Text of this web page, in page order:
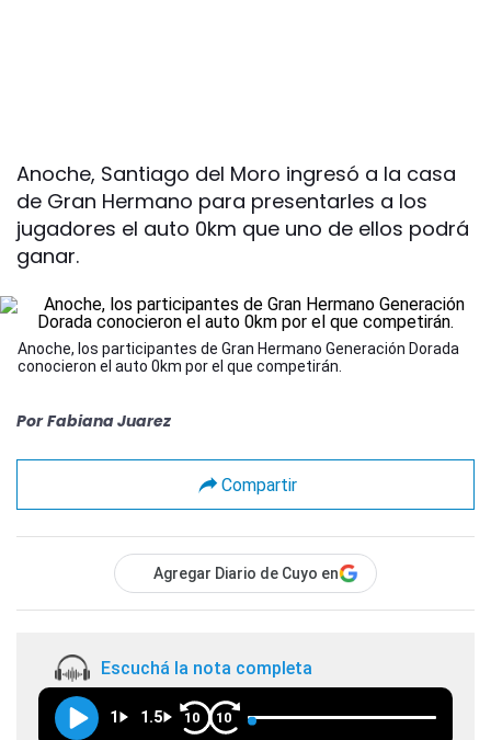
Anoche, Santiago del Moro ingresó a la casa
de Gran Hermano para presentarles a los
jugadores el auto 0km que uno de ellos podrá
ganar.
Anoche, los participantes de Gran Hermano Generación Dorada
conocieron el auto 0km por el que competirán.
Por Fabiana Juarez
Compartir
Agregar Diario de Cuyo en
Escuchá la nota completa
1 1.5 10 10